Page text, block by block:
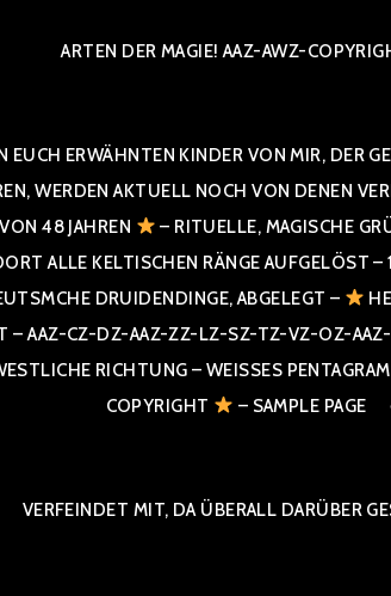
ARTEN DER MAGIE! AAZ-AWZ-
ERWÄHNTEN KINDER VON MIR, DER
WERDEN AKTUELL NOCH VON DENEN
48 JAHREN
– RITUELLE, MAGISCHE
KELTISCHEN RÄNGE AUFGELÖST –
DRUIDENDINGE, ABGELEGT –
AAZ-CZ-DZ-AAZ-ZZ-LZ-SZ-TZ-VZ-OZ-AAZ-
RICHTUNG – WEISSES
PYRIGHT
– SAMPLE PAGE
VERFEINDET MIT, DA ÜBERALL DARÜBER